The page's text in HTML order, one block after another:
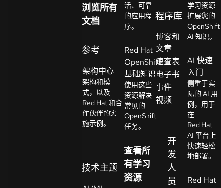
语
言
浏览所有
文档
参考
架构中心
架构和模
式，以及
Red Hat 和合
作伙伴的实
施示例。
技术主题
活、可靠
的应用程
序。
Red Hat
OpenShift
基础知识
使用这些
资源解决
常见的
OpenShift
任务。
查看所
有学习
资源
程序库
博客和
文章
速查表
电子书
事件
视频
开
发
人
员
学习资源
扩展您的
OpenShift
AI 知识。
AI 快速
入门
侧重于实
际的 AI 用
例，用于
在
Red Hat
AI 平台上
快速轻松
地部署。
Red Hat